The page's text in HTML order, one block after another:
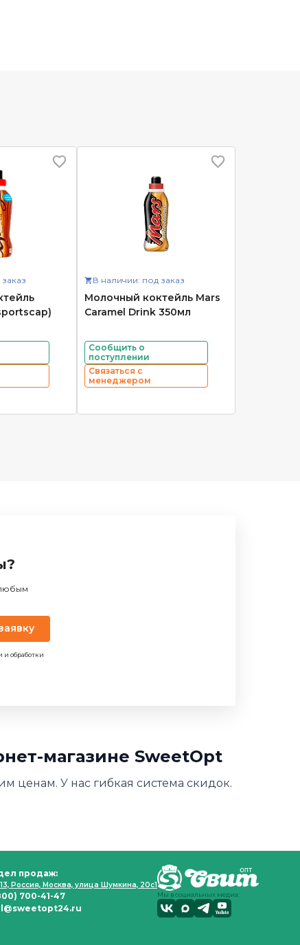
В наличии: под заказ
Молочный коктейль Mars
Caramel Drink 350мл
Сообщить о
поступлении
Связаться с
менеджером
и обработки
магазине SweetOpt
ценам. У нас гибкая система скидок.
продаж:
Россия, Москва, улица Шумкина, 20с1
700-41-47
Мы в социальных медиа: